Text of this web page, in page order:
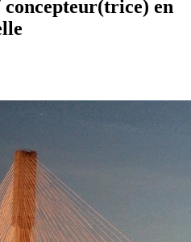
concepteur(trice) en